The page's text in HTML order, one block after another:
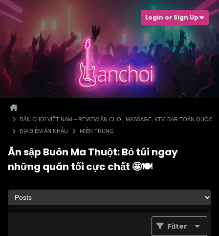
Login or Sign Up
DÂN CHƠI VIỆT NAM – REVIEW ĂN CHƠI, MASSAGE, KTV, BAR TOÀN QUỐC
ĐỊA ĐIỂM ĂN NHẬU
MIỀN TRUNG
Ăn sập Buôn Ma Thuột: Bỏ túi ngay
những quán tối cực chất 🤩🍽️
Filter